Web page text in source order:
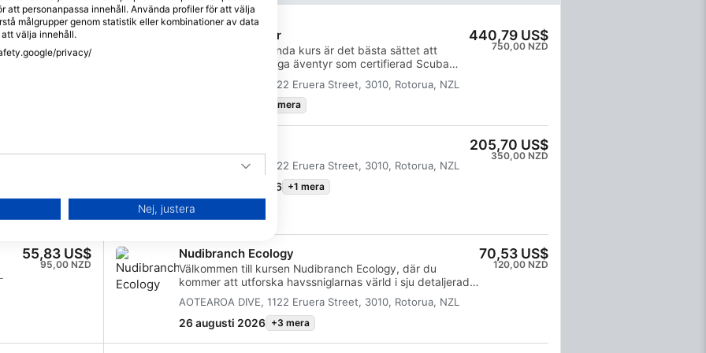
52,89 US$
90,00 NZD
Open Water Diver
Denna globalt erkända kurs är det bästa sättet att
påbörja dina livslånga äventyr som certifierad Scuba
Diver. Personlig utbildning kombineras med övningar i
vatten för att säkerställa att du har de färdigheter och
den erfarenhet som krävs för att bli riktigt bekväm
under vattnet. Du kommer att erhålla SSI Open Water
AOTEAROA DIVE, 1122 Eruera Street, 3010, Rotorua, NZL
+2 mera
440,79 US$
750,00 NZD
295,00 NZD
AOTEAROA DIVE, 1122 Eruera Street, 3010, Rotorua, NZL
16 september 2026 +1 mera
205,70 US$
350,00 NZD
55,83 US$
95,00 NZD
Nudibranch Ecology
Välkommen till kursen Nudibranch Ecology, där du
kommer att utforska havssniglarnas värld i sju detaljerade
sessioner. Börja med deras klassificering och livsmiljöer, lär
dig sedan om deras rörelse-, sensoriska och respiratoriska
system. Upptäck deras komplexa fortplantningsstrategier,
AOTEAROA DIVE, 1122 Eruera Street, 3010, Rotorua, NZL
26 augusti 2026 +3 mera
70,53 US$
120,00 NZD
att personanpassa innehåll. Använda profiler för att välja
målgrupper genom statistik eller kombinationer av data
välja innehåll.
privacy/
Nej, justera